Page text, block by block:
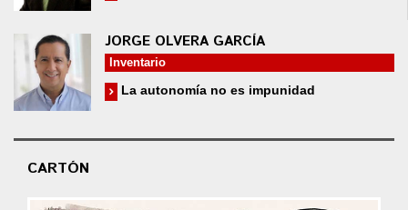
JORGE OLVERA GARCÍA
Inventario
La autonomía no es impunidad
CARTÓN